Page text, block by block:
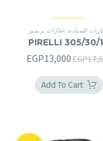
السيارة, اطارات بريمير
PIRELLI 305/30/
EGPالسعر
الأصلي
هو:
EGP13,000
Add To Cart